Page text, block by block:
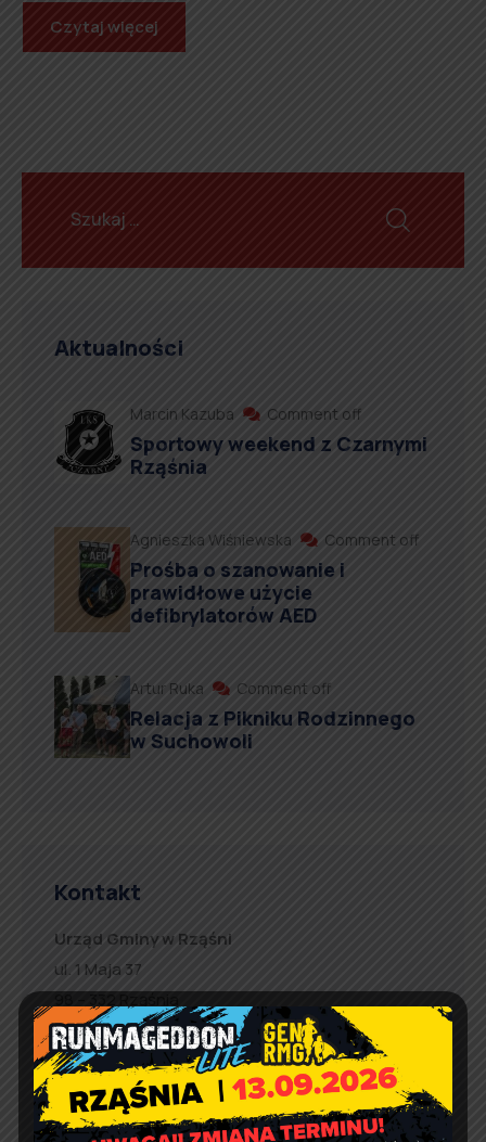
Czytaj więcej
Aktualności
Marcin Kazuba Comment off
Sportowy weekend z Czarnymi
Rząśnia
Agnieszka Wiśniewska Comment off
Prośba o szanowanie i
prawidłowe użycie
defibrylatorów AED
Artur Ruka Comment off
Relacja z Pikniku Rodzinnego
w Suchowoli
Kontakt
Urząd Gminy w Rząśni
ul. 1 Maja 37
e-doręczenia:AE:PL-57726-56911-GBSAJ-23
adres email:gmina@rzasnia.pl
tel. 44 631-71-22 (biuro podawcze)